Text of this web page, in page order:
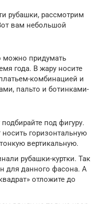
рубашки, рассмотрим
вам небольшой
можно придумать
года. В жару носите
комбинацией и
пальто и ботинками-
под фигуру.
горизонтальную
вертикальную.
рубашки-куртки. Так
для данного фасона. А
отложите до